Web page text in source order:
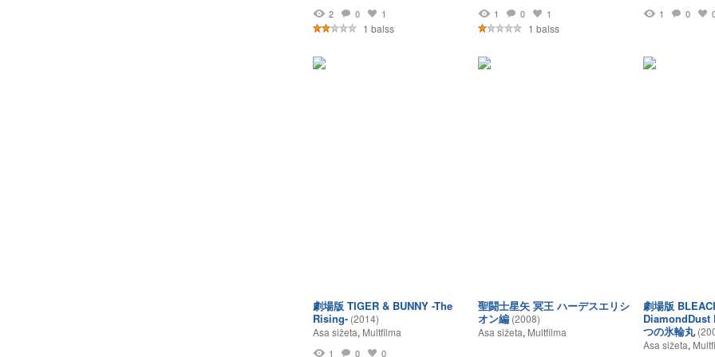
2 0 1
1 balss
1 0 1
1 balss
1 0
劇場版 TIGER & BUNNY -The
Rising- (2014)
Asa sižeta, Multfilma
1 0 0
聖闘士星矢 冥王 ハーデスエリシ
オン編 (2008)
Asa sižeta, Multfilma
劇場版
DiamondDust
つの氷輪丸
Asa sižeta,